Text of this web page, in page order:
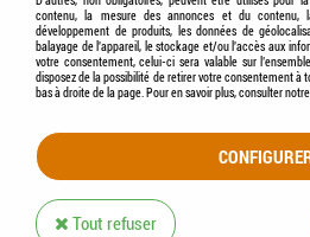
contenu, la mesure des annonces et du contenu,
développement de produits, les données de
balayage de l'appareil, le stockage et/ou l'accès aux
votre consentement, celui-ci sera valable sur
disposez de la possibilité de retirer votre consentement à
bas à droite de la page. Pour en savoir plus, consulter
Tout refuser